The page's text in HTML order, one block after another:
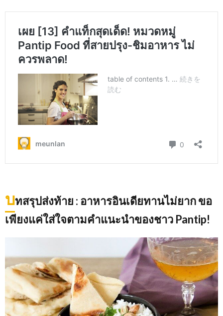
บทสรุปส่งท้าย : อาหารอินเดียทานไม่ยาก ขอ
เพียงแค่ใส่ใจตามคำแนะนำของชาว Pantip!